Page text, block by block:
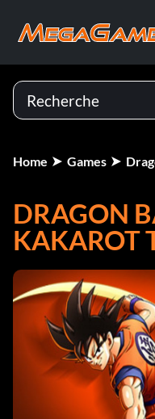
Home Games
DRAGON
KAKAROT